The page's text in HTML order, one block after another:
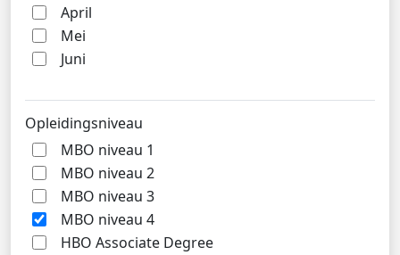
April
Mei
Juni
Opleidingsniveau
MBO niveau 1
MBO niveau 2
MBO niveau 3
MBO niveau 4
HBO Associate Degree